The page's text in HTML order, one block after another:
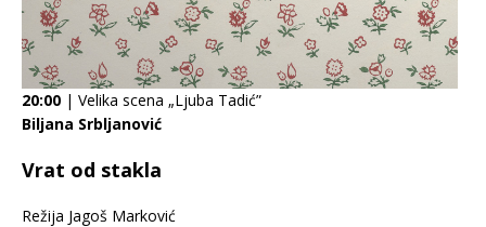
20:00 | Velika scena „Ljuba Tadić”
Biljana Srbljanović
Vrat od stakla
Režija Jagoš Marković